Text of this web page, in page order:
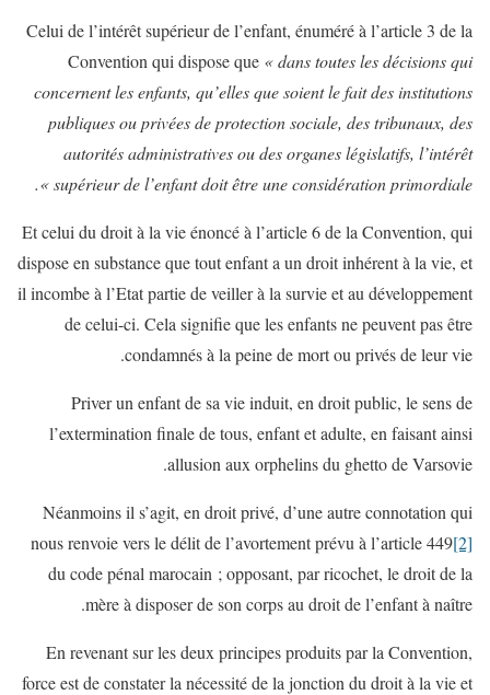
Celui de l’intérêt supérieur de l’enfant, énuméré à l’article 3 de la
Convention qui dispose que « dans toutes les décisions qui
concernent les enfants, qu’elles que soient le fait des institutions
publiques ou privées de protection sociale, des tribunaux, des
autorités administratives ou des organes législatifs, l’intérêt
supérieur de l’enfant doit être une considération primordiale ».
Et celui du droit à la vie énoncé à l’article 6 de la Convention, qui
dispose en substance que tout enfant a un droit inhérent à la vie, et
il incombe à l’Etat partie de veiller à la survie et au développement
de celui-ci. Cela signifie que les enfants ne peuvent pas être
condamnés à la peine de mort ou privés de leur vie.
Priver un enfant de sa vie induit, en droit public, le sens de
l’extermination finale de tous, enfant et adulte, en faisant ainsi
allusion aux orphelins du ghetto de Varsovie.
Néanmoins il s’agit, en droit privé, d’une autre connotation qui
nous renvoie vers le délit de l’avortement prévu à l’article 449[2]
du code pénal marocain ; opposant, par ricochet, le droit de la
mère à disposer de son corps au droit de l’enfant à naître.
En revenant sur les deux principes produits par la Convention,
force est de constater la nécessité de la jonction du droit à la vie et